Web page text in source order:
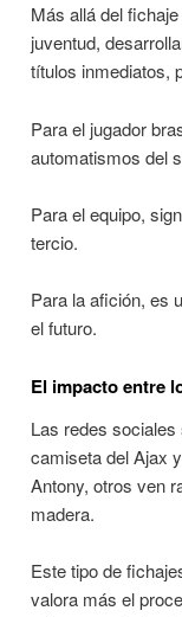
Más allá del
juventud,
títulos inmediatos,
Para el jugador
automatismos del
Para el equipo,
tercio.
Para la afición, es
el futuro.
El impacto entre
Las redes
camiseta del Ajax
Antony, otros ven
madera.
Este tipo de
valora más el